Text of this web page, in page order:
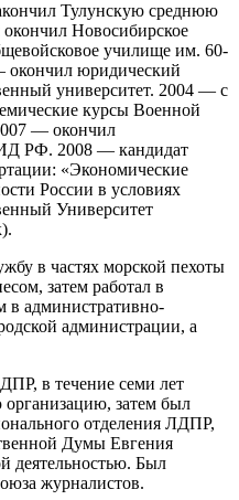
Тулунскую среднюю
Новосибирское
училище им. 60-
окончил юридический
университет. 2004 — с
курсы Военной
— окончил
РФ. 2008 — кандидат
«Экономические
России в условиях
Университет
в частях морской пехоты
затем работал в
в административно-
администрации, а
в течение семи лет
организацию, затем был
отделения ЛДПР,
Думы Евгения
деятельностью. Был
журналистов.